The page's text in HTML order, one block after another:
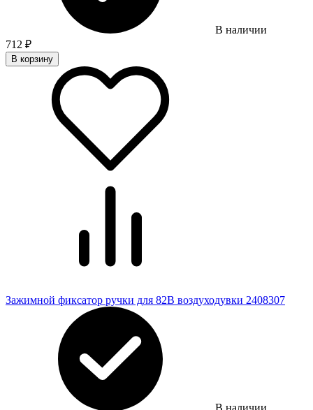
В наличии
712 ₽
В корзину
Зажимной фиксатор ручки для 82В воздуходувки 2408307
В наличии